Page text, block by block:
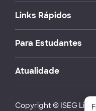
Links Rápidos
Para Estudantes
Atualidade
Copyright © ISEG